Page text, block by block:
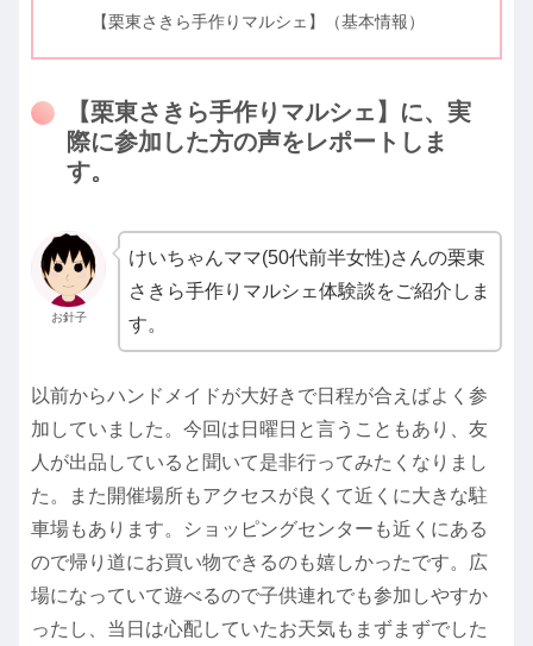
【栗東さきら手作りマルシェ】（基本情報）
【栗東さきら手作りマルシェ】に、実
際に参加した方の声をレポートしま
す。
お針子
けいちゃんママ(50代前半女性)さんの栗東
さきら手作りマルシェ体験談をご紹介しま
す。
以前からハンドメイドが大好きで日程が合えばよく参
加していました。今回は日曜日と言うこともあり、友
人が出品していると聞いて是非行ってみたくなりまし
た。また開催場所もアクセスが良くて近くに大きな駐
車場もあります。ショッピングセンターも近くにある
ので帰り道にお買い物できるのも嬉しかったです。広
場になっていて遊べるので子供連れでも参加しやすか
ったし、当日は心配していたお天気もまずまずでした